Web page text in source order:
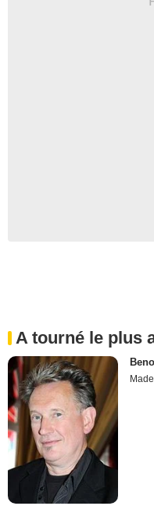
A tourné le plus